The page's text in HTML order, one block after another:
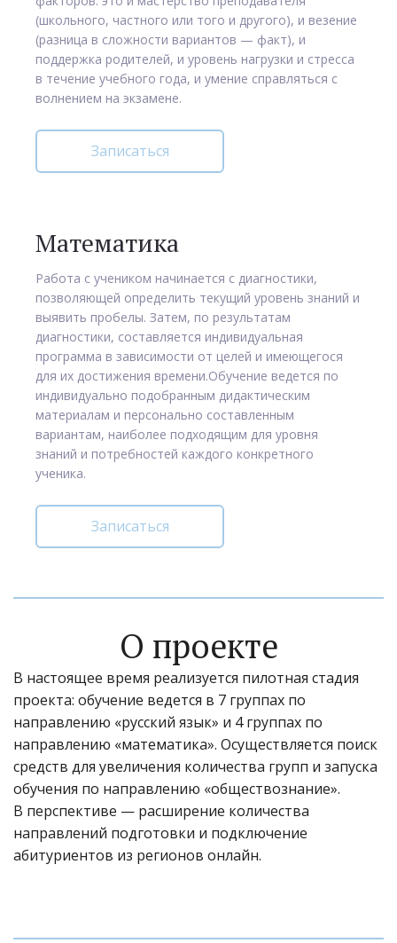
(школьного, частного или того и другого), и везение
(разница в сложности вариантов — факт), и
поддержка родителей, и уровень нагрузки и стресса
в течение учебного года, и умение справляться с
волнением на экзамене.
Записаться
Математика
Работа с учеником начинается с диагностики,
позволяющей определить текущий уровень знаний и
выявить пробелы. Затем, по результатам
диагностики, составляется индивидуальная
программа в зависимости от целей и имеющегося
для их достижения времени.Обучение ведется по
индивидуально подобранным дидактическим
материалам и персонально составленным
вариантам, наиболее подходящим для уровня
знаний и потребностей каждого конкретного
ученика.
Записаться
О проекте
В настоящее время реализуется пилотная стадия
проекта: обучение ведется в 7 группах по
направлению «русский язык» и 4 группах по
направлению «математика». Осуществляется поиск
средств для увеличения количества групп и запуска
обучения по направлению «обществознание».
В перспективе — расширение количества
направлений подготовки и подключение
абитуриентов из регионов онлайн.